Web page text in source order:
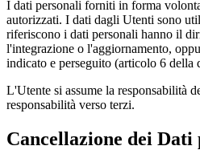
I dati personali forniti in forma
autorizzati. I dati dagli Utenti sono
riferiscono i dati personali hanno il
l'integrazione o l'aggiornamento,
indicato e perseguito (articolo 6 della
L'Utente si assume la responsabilità
responsabilità verso terzi.
Cancellazione dei Dati